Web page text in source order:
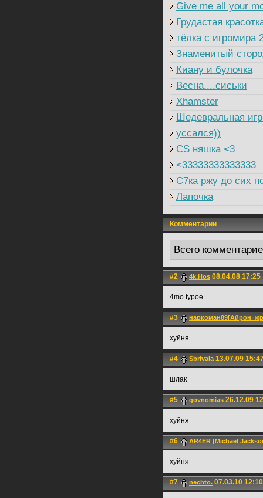
Give me all your
Грудастая
тёлка с игромира
Знаменитый
Киану и булочка
Весна....сиськи
Xhamster
Шедевральная
уссался))
CS няшка <3
<33333333333333
C7ка ржу до сих
Лапочка
Комментарии
Всего
#2 4k.Hos 08.04.08 17:25
4mo typoe
#3
хуйня
#4 Sbrivala13.07.09
шлак
#5 govnomias 26.12.09
хуйня
#6 AR4ER [Michael
хуйня
#7 nechto. 07.03.10 12:10